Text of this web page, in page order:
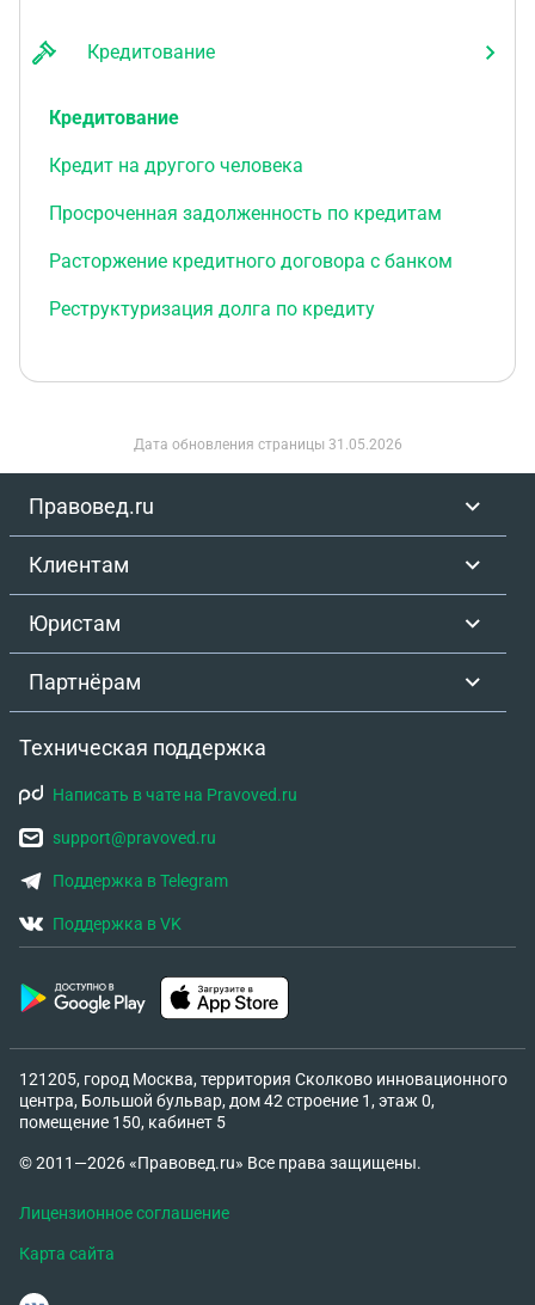
Кредитование
Кредитование
Кредит на другого человека
Просроченная задолженность по кредитам
Расторжение кредитного договора с банком
Реструктуризация долга по кредиту
Дата обновления страницы 31.05.2026
Правовед.ru
Клиентам
Юристам
Партнёрам
Техническая поддержка
Написать в чате на Pravoved.ru
support@pravoved.ru
Поддержка в Telegram
Поддержка в VK
121205, город Москва, территория Сколково инновационного
центра, Большой бульвар, дом 42 строение 1, этаж 0,
помещение 150, кабинет 5
© 2011—2026 «Правовед.ru» Все права защищены.
Лицензионное соглашение
Карта сайта